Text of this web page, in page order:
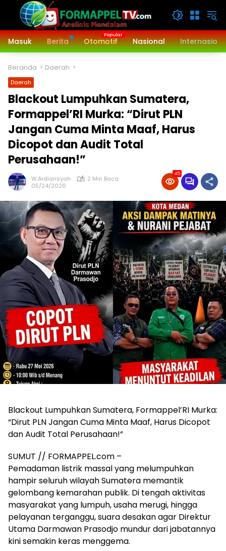
Langsung
konten
Masuk
Berita Otomotif Nasional
Beranda Daerah
Daerah
Blackout Lumpuhkan Sumatera,
Formappel’RI Murka: “Dirut PLN
Jangan Cuma Minta Maaf, Harus
Dicopot dan Audit Total
Perusahaan!”
W.Ardiansyah
2 Min Baca
05/24/2026
45
Blackout Lumpuhkan Sumatera, Formappel’RI Murka:
“Dirut PLN Jangan Cuma Minta Maaf, Harus Dicopot
dan Audit Total Perusahaan!”
SUMUT // FORMAPPEL.com –
Pemadaman listrik massal yang melumpuhkan
hampir seluruh wilayah Sumatera memantik
gelombang kemarahan publik. Di tengah aktivitas
masyarakat yang lumpuh, usaha merugi, hingga
pelayanan terganggu, suara desakan agar Direktur
Utama Darmawan Prasodjo mundur dari jabatannya
kini semakin keras menggema.